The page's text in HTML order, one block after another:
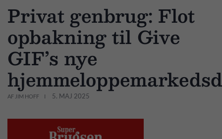
Privat genbrug: Flot
opbakning til Give
GIF’s nye
AF JIM HOFF 5. MAJ 2025